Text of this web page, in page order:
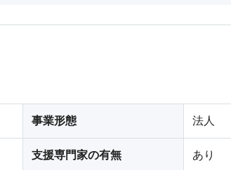
事業形態 法人
支援専門家の有無 あり